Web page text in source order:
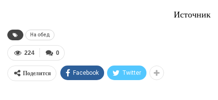
Источник
На обед
0
224
Поделится Facebook Twitter